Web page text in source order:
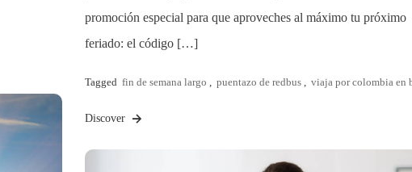
promoción especial para que aproveches al máximo tu próximo
feriado: el código […]
Tagged fin de semana largo , puentazo de redbus , viaja por colombia en
Discover